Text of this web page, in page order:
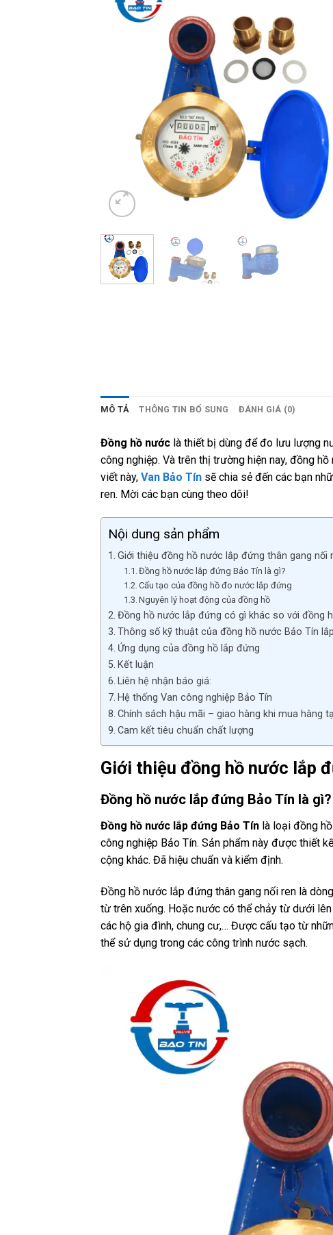
MÔ TẢ THÔNG TIN BỔ SUNG ĐÁNH GIÁ (0)
Đồng hồ nước là thiết bị dùng để đo lưu lượng
công nghiệp. Và trên thị trường hiện nay, đồng
viết này, Van Bảo Tín sẽ chia sẻ đến các bạn
ren. Mời các bạn cùng theo dõi!
Nội dung sản phẩm
Giới thiệu đồng hồ nước lắp đứng thân gang nối
Đồng hồ nước lắp đứng Bảo Tín là gì?
Cấu tạo của đồng hồ đo nước lắp đứng
Nguyên lý hoạt động của đồng hồ
Đồng hồ nước lắp đứng có gì khác so với đồng
Thông số kỹ thuật của đồng hồ nước Bảo Tín
Ứng dụng của đồng hồ lắp đứng
Kết luận
Liên hệ nhận báo giá:
Hệ thống Van công nghiệp Bảo Tín
Chính sách hậu mãi – giao hàng khi mua hàng
Cam kết tiêu chuẩn chất lượng
Giới thiệu đồng hồ nước lắp
Đồng hồ nước lắp đứng Bảo Tín là gì?
Đồng hồ nước lắp đứng Bảo Tín là loại đồng
công nghiệp Bảo Tín. Sản phẩm này được thiết
cộng khác. Đã hiệu chuẩn và kiểm định.
Đồng hồ nước lắp đứng thân gang nối ren là
từ trên xuống. Hoặc nước có thể chảy từ dưới
các hộ gia đình, chung cư,… Được cấu tạo từ
thể sử dụng trong các công trình nước sạch.